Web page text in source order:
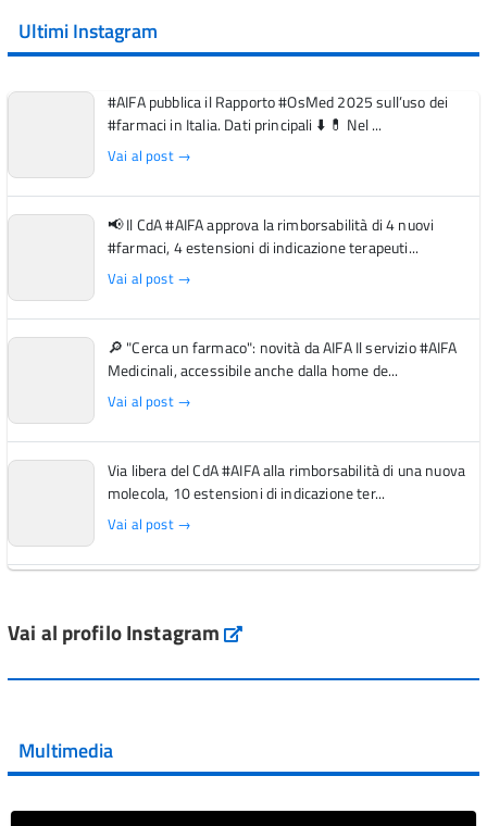
Ultimi Instagram
#AIFA pubblica il Rapporto #OsMed 2025 sull’uso dei
#farmaci in Italia. Dati principali ⬇️ 💊 Nel ...
Vai al post →
📢 Il CdA #AIFA approva la rimborsabilità di 4 nuovi
#farmaci, 4 estensioni di indicazione terapeuti...
Vai al post →
🔎 "Cerca un farmaco": novità da AIFA Il servizio #AIFA
Medicinali, accessibile anche dalla home de...
Vai al post →
Via libera del CdA #AIFA alla rimborsabilità di una nuova
molecola, 10 estensioni di indicazione ter...
Vai al post →
Vai al post →
Vai al post →
Vai al profilo Instagram Instagram
Multimedia